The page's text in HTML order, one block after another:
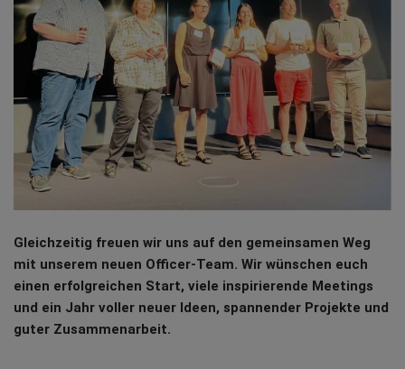
Gleichzeitig freuen wir uns auf den gemeinsamen Weg
mit unserem neuen Officer-Team. Wir wünschen euch
einen erfolgreichen Start, viele inspirierende Meetings
und ein Jahr voller neuer Ideen, spannender Projekte und
guter Zusammenarbeit.